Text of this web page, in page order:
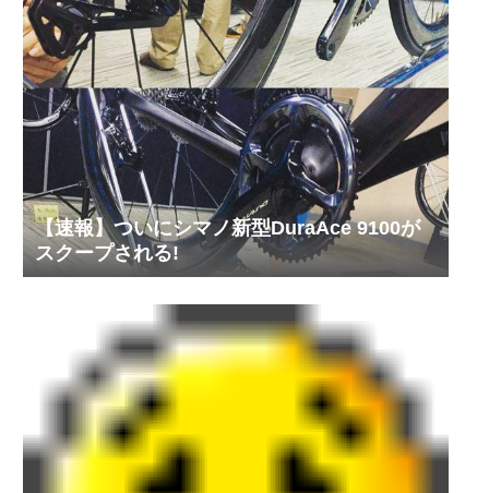
【速報】ついにシマノ新型DuraAce 9100が
スクープされる!